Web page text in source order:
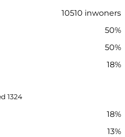
10510 inwoners
50%
50%
18%
1324
18%
13%